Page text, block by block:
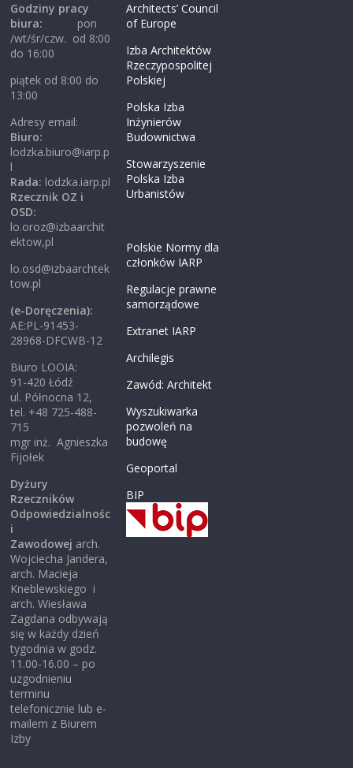
Godziny pracy
biura:
pon
/wt/śr/czw. od 8:00
do 16:00
piątek od 8:00 do
13:00
Adresy email:
Biuro:
lodzka.biuro@iarp.p
l
Rada: lodzka.iarp.pl
Rzecznik OZ i
OSD:
lo.oroz@izbaarchit
ektow,pl
lo.osd@izbaarchtek
tow.pl
(e-Doręczenia):
AE:PL-91453-
28968-DFCWB-12
Biuro LOOIA:
91-420 Łódź
ul. Północna 12,
tel. +48 725-488-
715
mgr inż. Agnieszka
Fijołek
Dyżury
Rzeczników
Odpowiedzialnośc
i
Zawodowej arch.
Wojciecha Jandera,
arch. Macieja
Kneblewskiego i
arch. Wiesława
Zagdana odbywają
się w każdy dzień
tygodnia w godz.
11.00-16.00 – po
uzgodnieniu
terminu
telefonicznie lub e-
mailem z Biurem
Izby
Architects’ Council
of Europe
Izba Architektów
Rzeczypospolitej
Polskiej
Polska Izba
Inżynierów
Budownictwa
Stowarzyszenie
Polska Izba
Urbanistów
Polskie Normy dla
członków IARP
Regulacje prawne
samorządowe
Extranet IARP
Archilegis
Zawód: Architekt
Wyszukiwarka
pozwoleń na
budowę
Geoportal
BIP